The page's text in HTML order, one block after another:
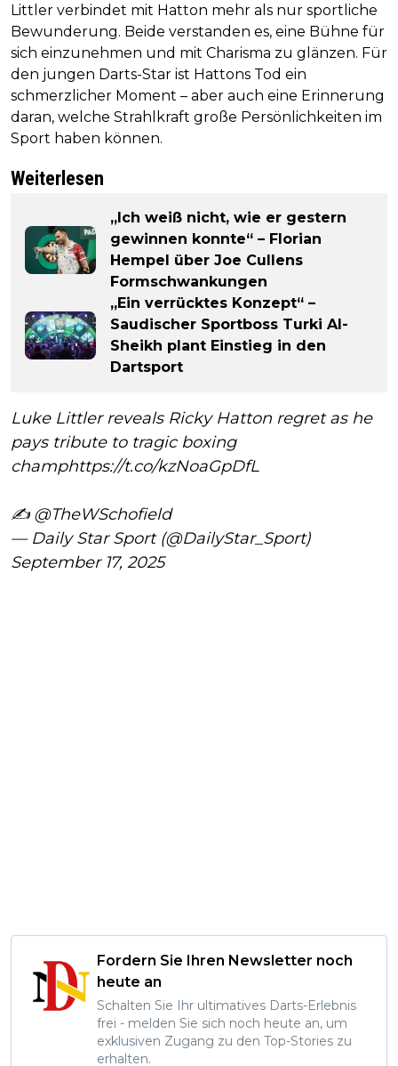
Littler verbindet mit Hatton mehr als nur sportliche
Bewunderung. Beide verstanden es, eine Bühne für
sich einzunehmen und mit Charisma zu glänzen. Für
den jungen Darts-Star ist Hattons Tod ein
schmerzlicher Moment – aber auch eine Erinnerung
daran, welche Strahlkraft große Persönlichkeiten im
Sport haben können.
Weiterlesen
„Ich weiß nicht, wie er gestern
gewinnen konnte“ – Florian
Hempel über Joe Cullens
Formschwankungen
„Ein verrücktes Konzept“ –
Saudischer Sportboss Turki Al-
Sheikh plant Einstieg in den
Dartsport
Luke Littler reveals Ricky Hatton regret as he
pays tribute to tragic boxing
champhttps://t.co/kzNoaGpDfL
✍️ @TheWSchofield
— Daily Star Sport (@DailyStar_Sport)
September 17, 2025
Fordern Sie Ihren Newsletter noch
heute an
Schalten Sie Ihr ultimatives Darts-Erlebnis
frei - melden Sie sich noch heute an, um
exklusiven Zugang zu den Top-Stories zu
erhalten.